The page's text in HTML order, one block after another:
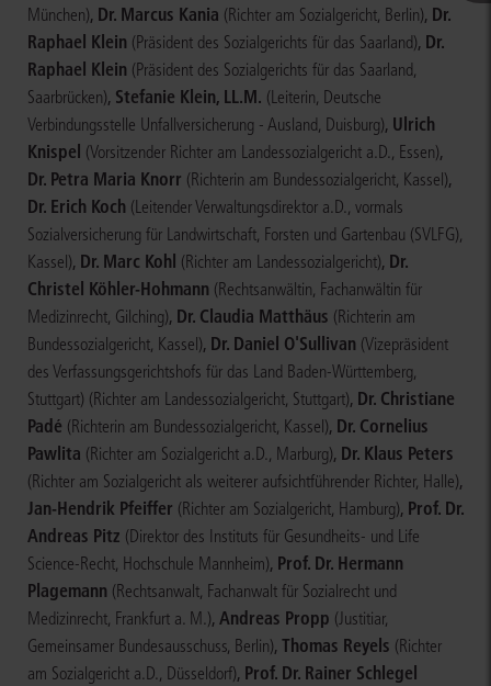
München), Dr. Marcus Kania (Richter am Sozialgericht, Berlin), Dr.
Raphael Klein (Präsident des Sozialgerichts für das Saarland), Dr.
Raphael Klein (Präsident des Sozialgerichts für das Saarland,
Saarbrücken), Stefanie Klein, LL.M. (Leiterin, Deutsche
Verbindungsstelle Unfallversicherung - Ausland, Duisburg), Ulrich
Knispel (Vorsitzender Richter am Landessozialgericht a.D., Essen),
Dr. Petra Maria Knorr (Richterin am Bundessozialgericht, Kassel),
Dr. Erich Koch (Leitender Verwaltungsdirektor a.D., vormals
Sozialversicherung für Landwirtschaft, Forsten und Gartenbau (SVLFG),
Kassel), Dr. Marc Kohl (Richter am Landessozialgericht), Dr.
Christel Köhler-Hohmann (Rechtsanwältin, Fachanwältin für
Medizinrecht, Gilching), Dr. Claudia Matthäus (Richterin am
Bundessozialgericht, Kassel), Dr. Daniel O'Sullivan (Vizepräsident
des Verfassungsgerichtshofs für das Land Baden-Württemberg,
Stuttgart) (Richter am Landessozialgericht, Stuttgart), Dr. Christiane
Padé (Richterin am Bundessozialgericht, Kassel), Dr. Cornelius
Pawlita (Richter am Sozialgericht a.D., Marburg), Dr. Klaus Peters
(Richter am Sozialgericht als weiterer aufsichtführender Richter, Halle),
Jan-Hendrik Pfeiffer (Richter am Sozialgericht, Hamburg), Prof. Dr.
Andreas Pitz (Direktor des Instituts für Gesundheits- und Life
Science-Recht, Hochschule Mannheim), Prof. Dr. Hermann
Plagemann (Rechtsanwalt, Fachanwalt für Sozialrecht und
Medizinrecht, Frankfurt a. M.), Andreas Propp (Justitiar,
Gemeinsamer Bundesausschuss, Berlin), Thomas Reyels (Richter
am Sozialgericht a.D., Düsseldorf), Prof. Dr. Rainer Schlegel